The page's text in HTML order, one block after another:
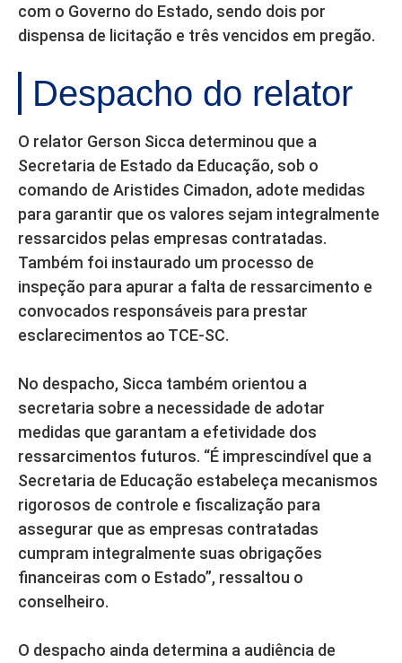
com o Governo do Estado, sendo dois por
dispensa de licitação e três vencidos em pregão.
Despacho do relator
O relator Gerson Sicca determinou que a
Secretaria de Estado da Educação, sob o
comando de Aristides Cimadon, adote medidas
para garantir que os valores sejam integralmente
ressarcidos pelas empresas contratadas.
Também foi instaurado um processo de
inspeção para apurar a falta de ressarcimento e
convocados responsáveis para prestar
esclarecimentos ao TCE-SC.
No despacho, Sicca também orientou a
secretaria sobre a necessidade de adotar
medidas que garantam a efetividade dos
ressarcimentos futuros. “É imprescindível que a
Secretaria de Educação estabeleça mecanismos
rigorosos de controle e fiscalização para
assegurar que as empresas contratadas
cumpram integralmente suas obrigações
financeiras com o Estado”, ressaltou o
conselheiro.
O despacho ainda determina a audiência de